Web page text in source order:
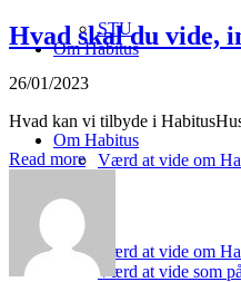
Om Habitus
Værd at vide om
Værd at vide som
STU
Om Habitus
Værd at vide om
Hvad skal du vide,
26/01/2023
Hvad kan vi tilbyde i
Read more